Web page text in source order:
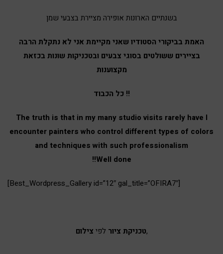
בשנתיים הארונות אופירה מציירת בצבעי שמן
האמת בביקורי הסטודיו שאני מקיימת אני לא נתקלת הרבה
בציירים ששולטים בסוגי צבעים ובטכניקות שונות בכזאת
מקצוענות
כל הכבוד !!
The truth is that in my many studio visits rarely have I
encounter painters who control different types of colors
and techniques with such professionalism
!!Well done
[Best_Wordpress_Gallery id=”12″ gal_title=”OFIRA7″]
טכניקת ציור לפיצילום ,